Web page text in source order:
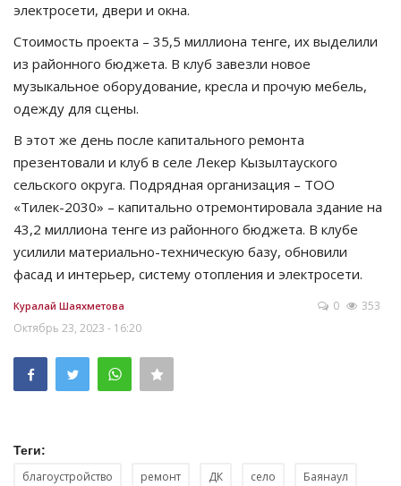
электросети, двери и окна.
Стоимость проекта – 35,5 миллиона тенге, их выделили
из районного бюджета. В клуб завезли новое
музыкальное оборудование, кресла и прочую мебель,
одежду для сцены.
В этот же день после капитального ремонта
презентовали и клуб в селе Лекер Кызылтауского
сельского округа. Подрядная организация – ТОО
«Тилек-2030» – капитально отремонтировала здание на
43,2 миллиона тенге из районного бюджета. В клубе
усилили материально-техническую базу, обновили
фасад и интерьер, систему отопления и электросети.
Куралай Шаяхметова
Октябрь 23, 2023 - 16:20
0 353
Теги:
благоустройство ремонт ДК село Баянаул